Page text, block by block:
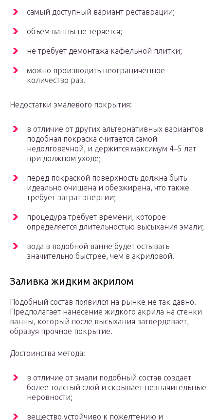
самый доступный вариант реставрации;
объем ванны не теряется;
не требует демонтажа кафельной плитки;
можно производить неограниченное
количество раз.
Недостатки эмалевого покрытия:
в отличие от других альтернативных вариантов
подобная покраска считается самой
недолговечной, и держится максимум 4–5 лет
при должном уходе;
перед покраской поверхность должна быть
идеально очищена и обезжирена, что также
требует затрат энергии;
процедура требует времени, которое
определяется длительностью высыхания эмали;
вода в подобной ванне будет остывать
значительно быстрее, чем в акриловой.
Заливка жидким акрилом
Подобный состав появился на рынке не так давно.
Предполагает нанесение жидкого акрила на стенки
ванны, который после высыхания затвердевает,
образуя прочное покрытие.
Достоинства метода:
в отличие от эмали подобный состав создает
более толстый слой и скрывает незначительные
неровности;
вещество устойчиво к пожелтению и